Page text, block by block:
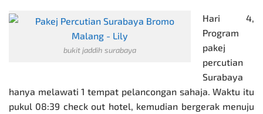
bukit jaddih surabaya
Hari 4,
Program
pakej
percutian
Surabaya
hanya melawati 1 tempat pelancongan sahaja. Waktu itu
pukul 08:39 check out hotel, kemudian bergerak menuju